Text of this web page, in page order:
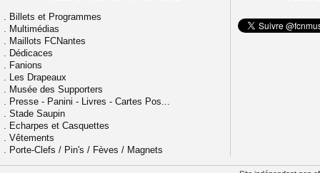
. Billets et Programmes
. Multimédias
. Maillots FCNantes
. Dédicaces
. Fanions
. Les Drapeaux
. Musée des Supporters
. Presse - Panini - Livres - Cartes Pos...
. Stade Saupin
. Echarpes et Casquettes
. Vêtements
. Porte-Clefs / Pin's / Fèves / Magnets